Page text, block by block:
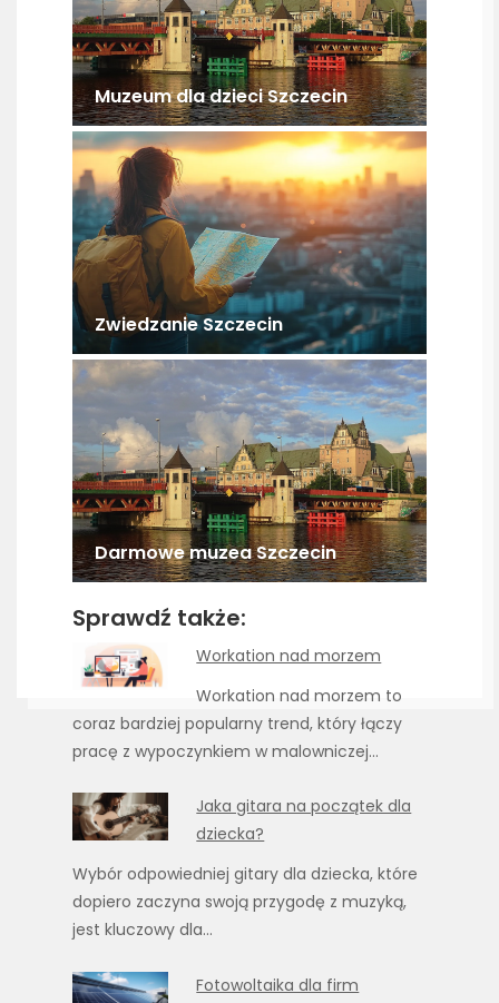
Muzeum dla dzieci Szczecin
Zwiedzanie Szczecin
Darmowe muzea Szczecin
Sprawdź także:
Workation nad morzem
Workation nad morzem to
coraz bardziej popularny trend, który łączy
pracę z wypoczynkiem w malowniczej…
Jaka gitara na początek dla
dziecka?
Wybór odpowiedniej gitary dla dziecka, które
dopiero zaczyna swoją przygodę z muzyką,
jest kluczowy dla…
Fotowoltaika dla firm